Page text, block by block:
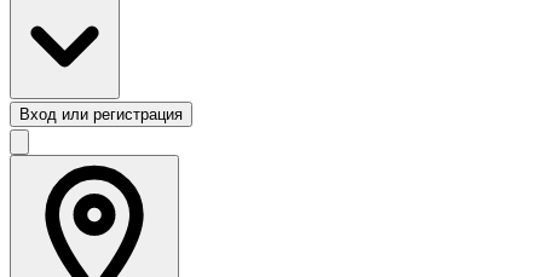
Вход или регистрация